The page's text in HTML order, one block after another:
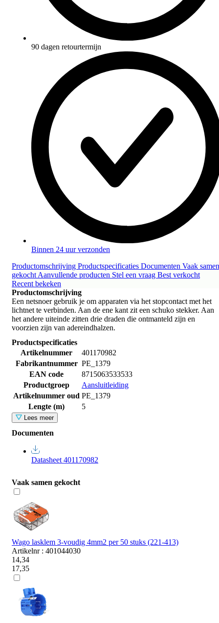
90 dagen retourtermijn
Binnen 24 uur verzonden
Productomschrijving Productspecificaties Documenten Vaak samen
gekocht Aanvullende producten Stel een vraag Best verkocht
Recent bekeken
Productomschrijving
Een netsnoer gebruik je om apparaten via het stopcontact met het
lichtnet te verbinden. Aan de ene kant zit een schuko stekker. Aan
het andere uiteinde zitten drie draden die ontmanteld zijn en
voorzien zijn van adereindhalzen.
Productspecificaties
Artikelnummer
401170982
Fabrikantnummer PE_1379
EAN code
8715063533533
Productgroep
Aansluitleiding
Artikelnummer oud PE_1379
Lengte (m)
5
Lees meer
Documenten
Datasheet 401170982
Vaak samen gekocht
Wago lasklem 3-voudig 4mm2 per 50 stuks (221-413)
Artikelnr : 401044030
14,34
17,35